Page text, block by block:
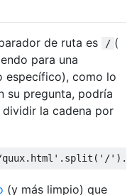
de ruta es / (
para una
específico), como lo
su pregunta, podría
la cadena por
. split ( '/' ).
(y más limpio) que